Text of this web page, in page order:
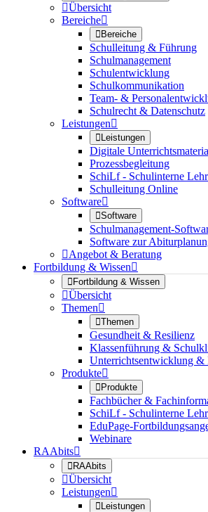
Übersicht
Bereiche
Bereiche
Schulleitung & Führung
Schulmanagement
Schulentwicklung
Schulkommunikation
Team- &
Schulrecht & Datenschutz
Leistungen
Leistungen
Digitale
Prozessbegleitung
SchiLf - Schulinterne
Schulleitung Online
Software
Software
Schulmanagement-
Software zur
Angebot & Beratung
Fortbildung & Wissen
Fortbildung & Wissen
Übersicht
Themen
Themen
Gesundheit & Resilienz
Klassenführung &
Unterrichtsentwicklung
Produkte
Produkte
Fachbücher &
SchiLf - Schulinterne
EduPage-
Webinare
RAAbits
RAAbits
Übersicht
Leistungen
Leistungen